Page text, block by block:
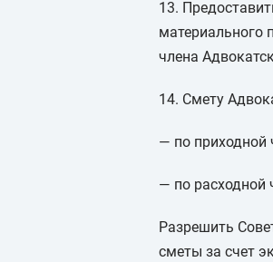
13.
материального
члена
14. Смету
— по приходной
— по расходной
Разрешить
сметы за счет